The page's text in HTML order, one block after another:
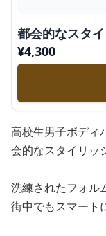
都会的なスタ
¥4,300
高校生男子ボディ
会的なスタイリッ
洗練されたフォル
街中でもスマート